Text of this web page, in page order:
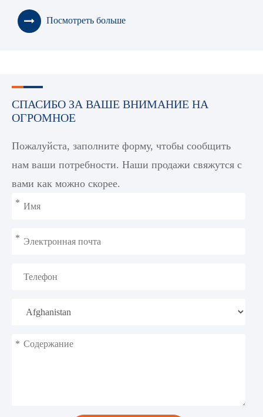
Посмотреть больше
СПАСИБО ЗА ВАШЕ ВНИМАНИЕ НА
ОГРОМНОЕ
Пожалуйста, заполните форму, чтобы сообщить
нам ваши потребности. Наши продажи свяжутся с
вами как можно скорее.
*
*
*